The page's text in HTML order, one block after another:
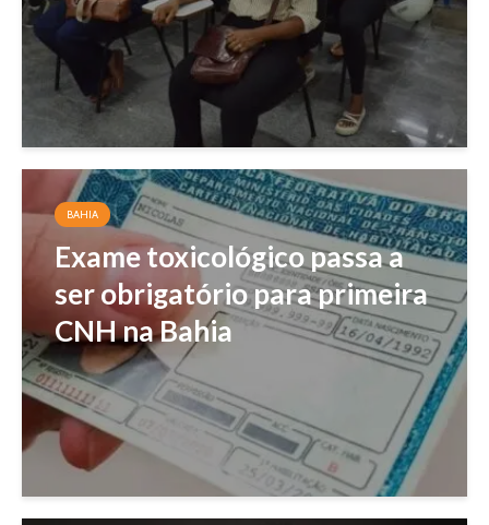
BAHIA
Exame toxicológico passa a
ser obrigatório para primeira
CNH na Bahia